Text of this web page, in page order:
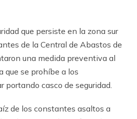
que persiste en la zona sur
de la Central de Abastos de
una medida preventiva al
que se prohíbe a los
portando casco de seguridad.
de los constantes asaltos a